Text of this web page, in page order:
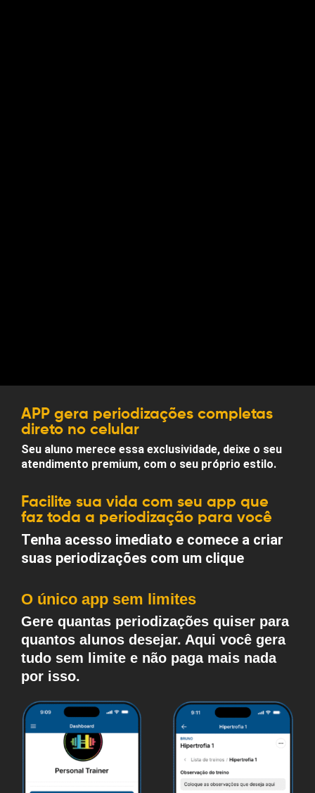
APP gera periodizações completas
direto no celular
Seu aluno merece essa exclusividade, deixe o seu
atendimento premium, com o seu próprio estilo.
Facilite sua vida com seu app que
faz toda a periodização para você
Tenha acesso imediato e comece a criar
suas periodizações com um clique
O único app sem limites
Gere quantas periodizações quiser para
quantos alunos desejar. Aqui você gera
tudo sem limite e não paga mais nada
por isso.